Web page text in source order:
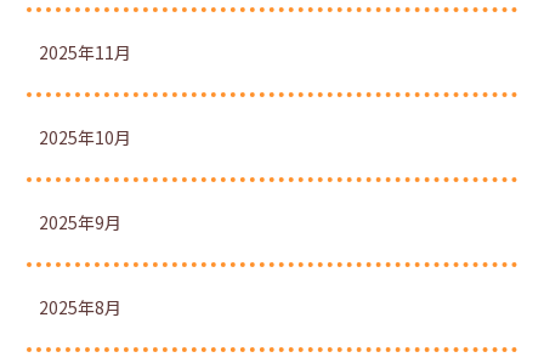
2025年11月
2025年10月
2025年9月
2025年8月